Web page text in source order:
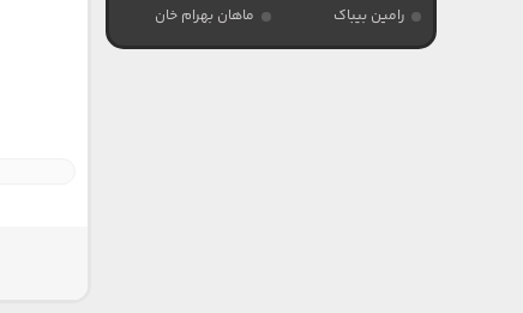
رامین بیباک
ماهان بهرام خان